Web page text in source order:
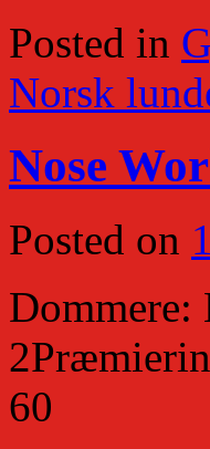
Posted in
Norsk
Nose
Posted on
Dommere:
60